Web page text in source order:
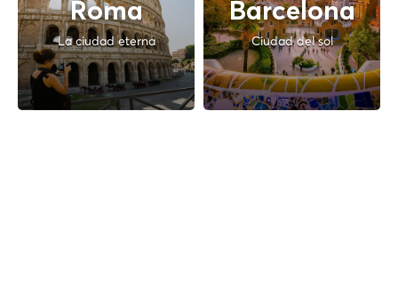
Roma
La ciudad eterna
Barcelona
Ciudad del sol